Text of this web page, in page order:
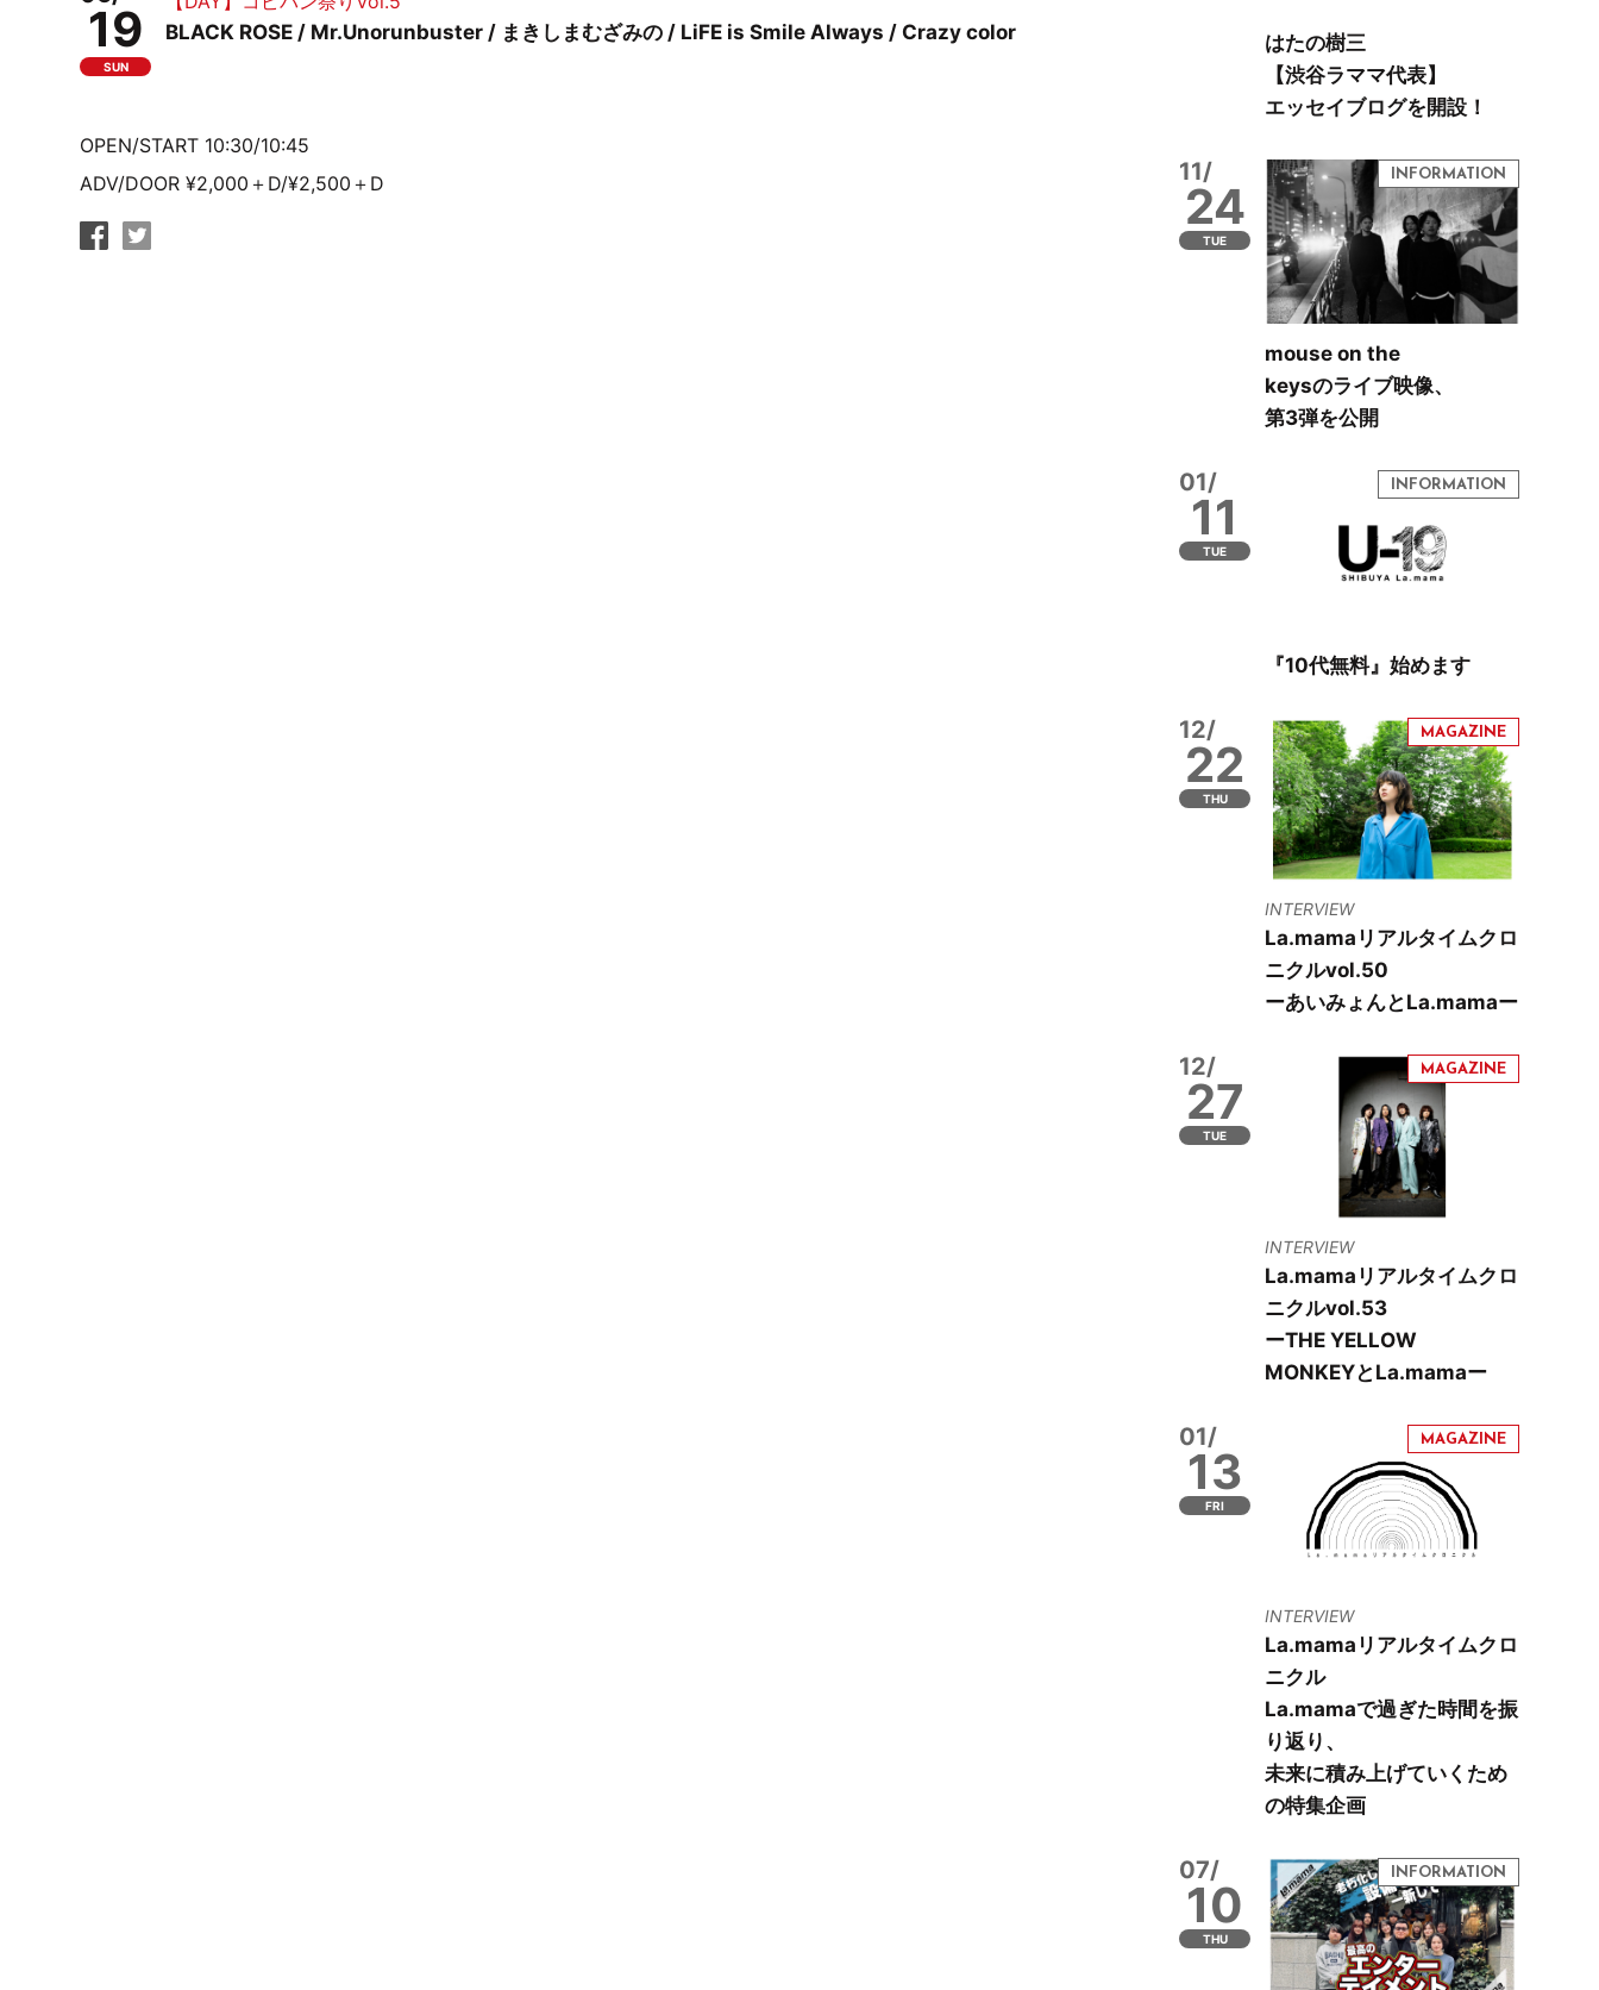
19
SUN
BLACK ROSE / Mr.Unorunbuster / まきしまむざみの / LiFE is Smile Always / Crazy color
OPEN/START 10:30/10:45
ADV/DOOR ¥2,000＋D/¥2,500＋D
はたの樹三
【渋谷ラママ代表】
エッセイブログを開設！
11/
24
TUE
mouse on the
keysのライブ映像、
第3弾を公開
01/
11
TUE
『10代無料』始めます
12/
22
THU
INTERVIEW
La.mamaリアルタイムクロ
ニクルvol.50
ーあいみょんとLa.mamaー
12/
27
TUE
INTERVIEW
La.mamaリアルタイムクロ
ニクルvol.53
ーTHE YELLOW
MONKEYとLa.mamaー
01/
13
FRI
INTERVIEW
La.mamaリアルタイムクロ
ニクル
La.mamaで過ぎた時間を振
り返り、
未来に積み上げていくため
の特集企画
07/
10
THU